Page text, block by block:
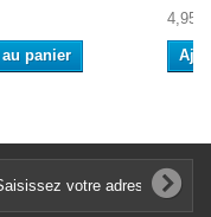
panier
4,95$